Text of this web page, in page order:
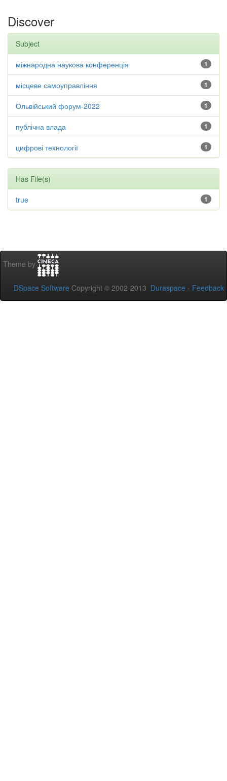
Discover
Subject
1
міжнародна наукова конференція
1
місцеве самоуправління
1
Ольвійський форум-2022
1
публічна влада
1
цифрові технології
Has File(s)
1
true
Theme by
DSpace Software Copyright © 2002-2013 Duraspace - Feedback